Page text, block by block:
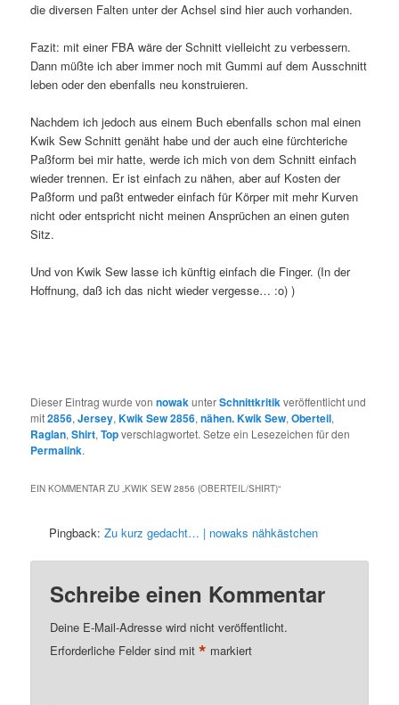
die diversen Falten unter der Achsel sind hier auch vorhanden.
Fazit: mit einer FBA wäre der Schnitt vielleicht zu verbessern.
Dann müßte ich aber immer noch mit Gummi auf dem Ausschnitt
leben oder den ebenfalls neu konstruieren.
Nachdem ich jedoch aus einem Buch ebenfalls schon mal einen
Kwik Sew Schnitt genäht habe und der auch eine fürchteriche
Paßform bei mir hatte, werde ich mich von dem Schnitt einfach
wieder trennen. Er ist einfach zu nähen, aber auf Kosten der
Paßform und paßt entweder einfach für Körper mit mehr Kurven
nicht oder entspricht nicht meinen Ansprüchen an einen guten
Sitz.
Und von Kwik Sew lasse ich künftig einfach die Finger. (In der
Hoffnung, daß ich das nicht wieder vergesse… :o) )
Dieser Eintrag wurde vonnowakunterSchnittkritikveröffentlicht und
mit2856,Jersey,Kwik Sew 2856,nähen. Kwik Sew,Oberteil,
Raglan,Shirt,Topverschlagwortet. Setze ein Lesezeichen für den
Permalink.
EIN KOMMENTAR ZU „KWIK SEW 2856 (OBERTEIL/SHIRT)“
Pingback:Zu kurz gedacht… | nowaks nähkästchen
Schreibe einen Kommentar
Deine E-Mail-Adresse wird nicht veröffentlicht.
Erforderliche Felder sind mit* markiert